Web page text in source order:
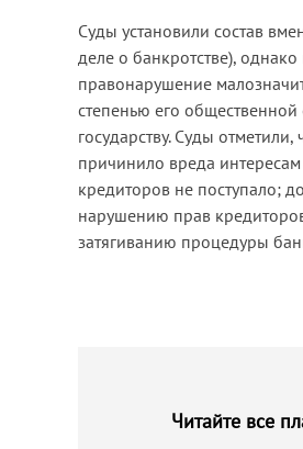
Суды установили состав
деле о банкротстве),
правонарушение
степенью его
государству. Суды
причинило вреда
кредиторов не поступало;
нарушению прав
затягиванию процедуры
Читайте все